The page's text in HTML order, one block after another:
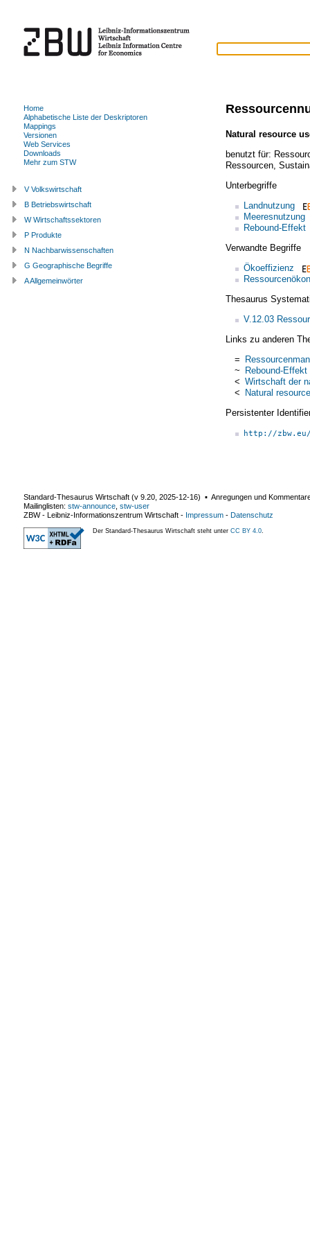
Natural resource
benutzt für:
Ressourcen,
Unterbegriffe
Landnutzung
Meeresnutzung
Rebound-Effekt
Verwandte Begriffe
Ökoeffizienz
Thesaurus
V.12.03
Links zu anderen
=
~ Rebound-Effekt
< Wirtschaft der
< Natural
Persistenter
http://
Home
Alphabetische Liste der Deskriptoren
Mappings
Versionen
Web Services
Downloads
Mehr zum STW
V Volkswirtschaft
B Betriebswirtschaft
W Wirtschaftssektoren
P Produkte
N Nachbarwissenschaften
G Geographische Begriffe
A Allgemeinwörter
Standard-Thesaurus Wirtschaft (v 9.20 2025-12-16) ▪ Anregungen und
Mailinglisten: stw-announce stw-user
ZBW - Leibniz-Informationszentrum Wirtschaft - Impressum - Datenschutz
Der Standard-Thesaurus Wirtschaft steht unter CC BY 4.0